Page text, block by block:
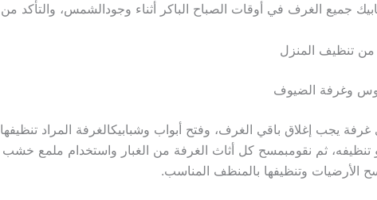
جميع الغرف في أوقات الصباح الباكر أثناء وجودالشمس، والتأكد من
من تنظيف المنزل
وغرفة الضيوف
غرفة يجب إغلاق باقي الغرف، وفتح أبواب وشبابيكالغرفة المراد تنظيفها
تنظيفه، ثم نقومبمسح كل أثاث الغرفة من الغبار واستخدام ملمع خشب
الأرضيات وتنظيفها بالمنظف المناسب.